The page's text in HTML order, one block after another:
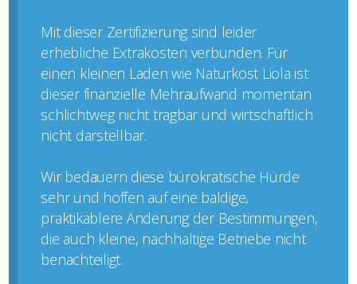
Mit dieser Zertifizierung sind leider
erhebliche Extrakosten verbunden. Für
einen kleinen Laden wie Naturkost Liola ist
dieser finanzielle Mehraufwand momentan
schlichtweg nicht tragbar und wirtschaftlich
nicht darstellbar.
Wir bedauern diese bürokratische Hürde
sehr und hoffen auf eine baldige,
praktikablere Änderung der Bestimmungen,
die auch kleine, nachhaltige Betriebe nicht
benachteiligt.